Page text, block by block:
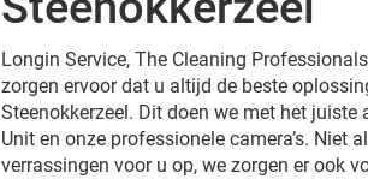
Longin Service, The Cleaning
zorgen ervoor dat u altijd de beste
Steenokkerzeel. Dit doen we met het
Unit en onze professionele camera’s. Niet
verrassingen voor u op, we zorgen er ook